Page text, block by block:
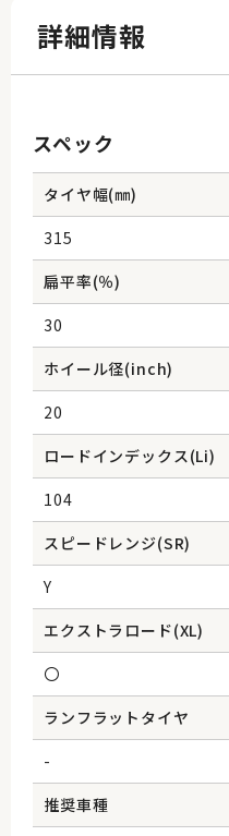
詳細情報
スペック
タイヤ幅(㎜)
315
扁平率(％)
30
ホイール径(inch)
20
ロードインデックス(Li)
104
スピードレンジ(SR)
Y
エクストラロード(XL)
〇
ランフラットタイヤ
-
推奨車種